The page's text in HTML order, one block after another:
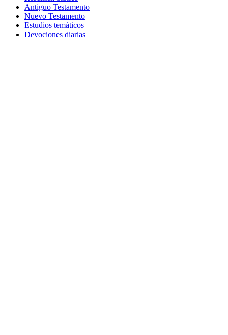
Antiguo Testamento
Nuevo Testamento
Estudios temáticos
Devociones diarias